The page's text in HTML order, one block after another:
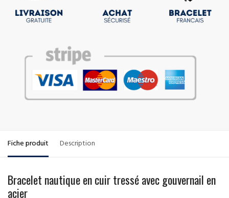
Fiche produit Description
Bracelet nautique en cuir tressé avec gouvernail en
acier